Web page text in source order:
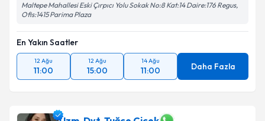
Maltepe Mahallesi Eski Çırpıcı Yolu Sokak No:8 Kat:14 Daire:176 Regus,
Ofis:1415 Parima Plaza
En Yakın Saatler
12 Ağu
11:00
12 Ağu
15:00
14 Ağu
11:00 Daha Fazla